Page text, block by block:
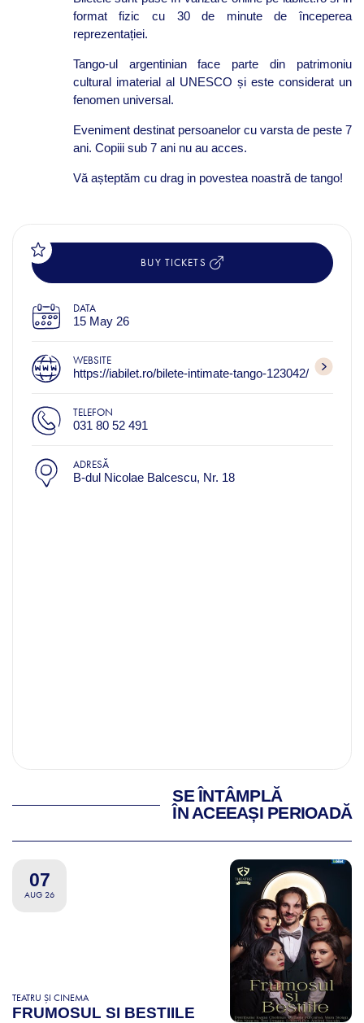
format fizic cu 30 de minute de începerea
reprezentației.
Tango-ul argentinian face parte din patrimoniu
cultural imaterial al UNESCO și este considerat un
fenomen universal.
Eveniment destinat persoanelor cu varsta de peste 7
ani. Copiii sub 7 ani nu au acces.
Vă așteptăm cu drag in povestea noastră de tango!
BUY TICKETS
DATA
15 May 26
WEBSITE
https://iabilet.ro/bilete-intimate-tango-123042/
TELEFON
031 80 52 491
ADRESĂ
B-dul Nicolae Balcescu, Nr. 18
SE ÎNTÂMPLĂ
ÎN ACEEAȘI PERIOADĂ
07
AUG 26
TEATRU ȘI CINEMA
FRUMOSUL SI BESTIILE